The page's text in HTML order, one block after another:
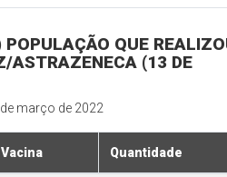
POPULAÇÃO QUE
ASTRAZENECA (13 DE
março de 2022
Vacina Quantidade